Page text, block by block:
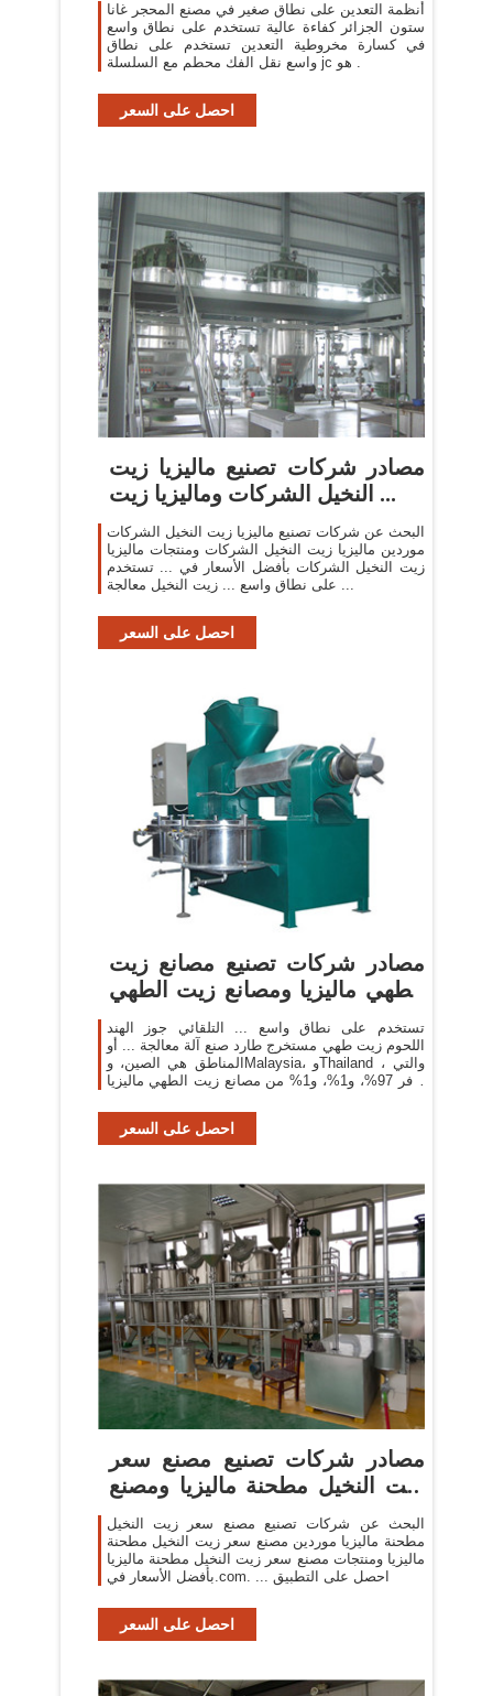
أنظمة التعدين على نطاق صغير في مصنع المحجر غانا
ستون الجزائر كفاءة عالية تستخدم على نطاق واسع
في كسارة مخروطية التعدين تستخدم على نطاق
واسع نقل الفك محطم مع السلسلة jc هو .
احصل على السعر
مصادر شركات تصنيع ماليزيا زيت
النخيل الشركات وماليزيا زيت ...
البحث عن شركات تصنيع ماليزيا زيت النخيل الشركات
موردين ماليزيا زيت النخيل الشركات ومنتجات ماليزيا
زيت النخيل الشركات بأفضل الأسعار في ... تستخدم
على نطاق واسع ... زيت النخيل معالجة ...
احصل على السعر
مصادر شركات تصنيع مصانع زيت
الطهي ماليزيا ومصانع زيت الطهي
تستخدم على نطاق واسع ... التلقائي جوز الهند
اللحوم زيت طهي مستخرج طارد صنع آلة معالجة ... أو
المناطق هي الصين، وMalaysia، وThailand ، والتي
توفر 97%، و1%، و1% من مصانع زيت الطهي ماليزيا
احصل على السعر
مصادر شركات تصنيع مصنع سعر
زيت النخيل مطحنة ماليزيا ومصنع
...
البحث عن شركات تصنيع مصنع سعر زيت النخيل
مطحنة ماليزيا موردين مصنع سعر زيت النخيل مطحنة
ماليزيا ومنتجات مصنع سعر زيت النخيل مطحنة ماليزيا
بأفضل الأسعار في.com. ... احصل على التطبيق
احصل على السعر